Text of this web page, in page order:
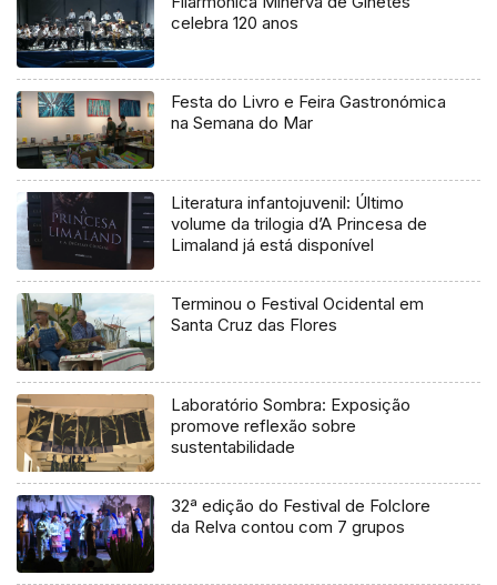
celebra 120 anos
Festa do Livro e Feira Gastronómica
na Semana do Mar
Literatura infantojuvenil: Último
volume da trilogia d’A Princesa de
Limaland já está disponível
Terminou o Festival Ocidental em
Santa Cruz das Flores
Laboratório Sombra: Exposição
promove reflexão sobre
sustentabilidade
32ª edição do Festival de Folclore
da Relva contou com 7 grupos